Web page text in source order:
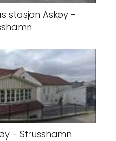
stasjon Askøy -
- Strusshamn